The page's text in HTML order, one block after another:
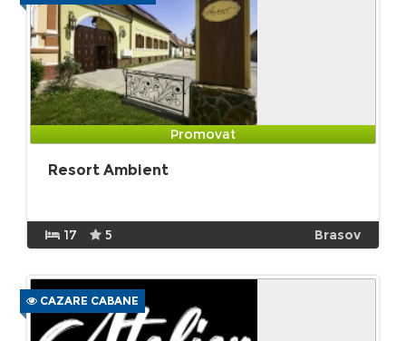
Promovat
Resort Ambient
17 5 Brasov
CAZARE CABANE